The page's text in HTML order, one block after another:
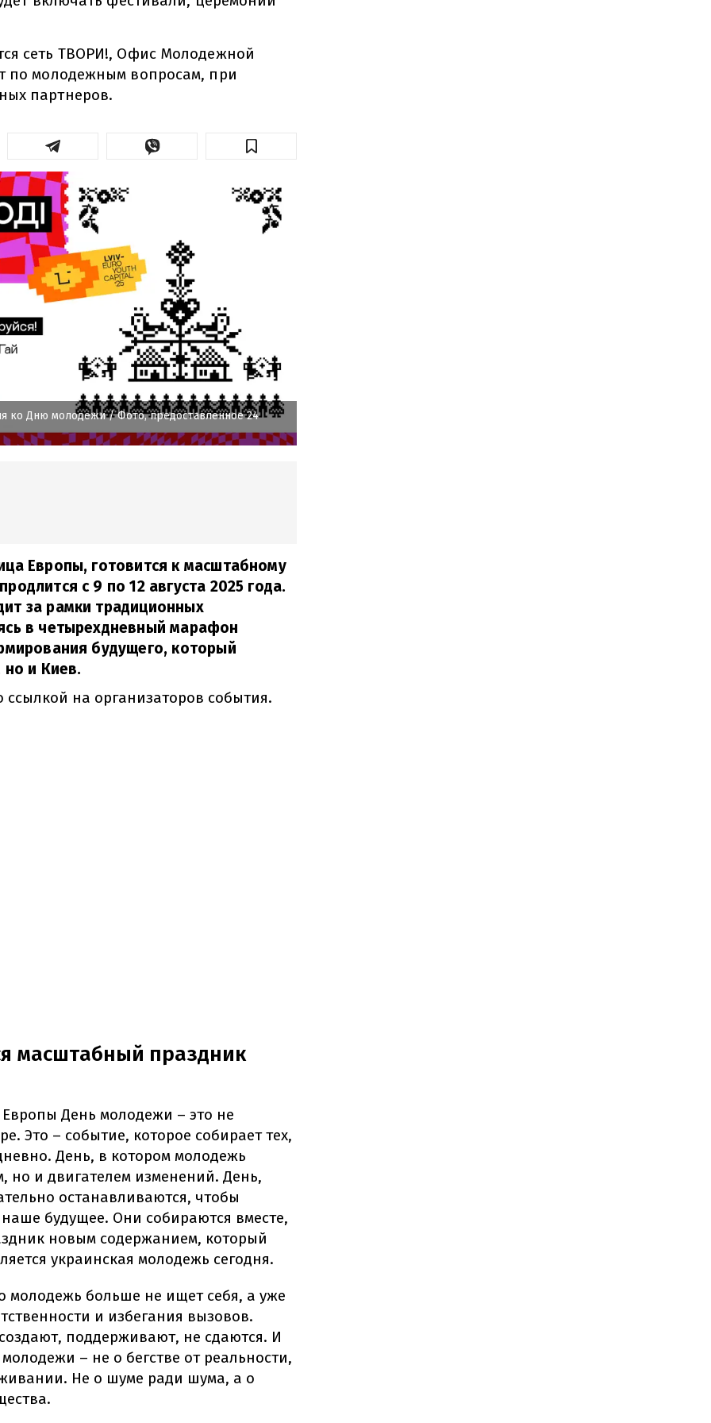
сеть ТВОРИ!, Офис Молодежной
по молодежным вопросам, при
партнеров.
ко Дню молодежи/ Фото, предоставленное 24
Европы, готовится к масштабному
с 9 по 12 августа 2025 года.
за рамки традиционных
в четырехдневный марафон
будущего, который
но и Киев.
ссылкой на организаторов события.
масштабный праздник
День молодежи – это не
Это – событие, которое собирает тех,
День, в котором молодежь
но и двигателем изменений. День,
останавливаются, чтобы
наше будущее. Они собираются вместе,
новым содержанием, который
украинская молодежь сегодня.
молодежь больше не ищет себя, а уже
и избегания вызовов.
поддерживают, не сдаются. И
– не о бегстве от реальности,
Не о шуме ради шума, а о